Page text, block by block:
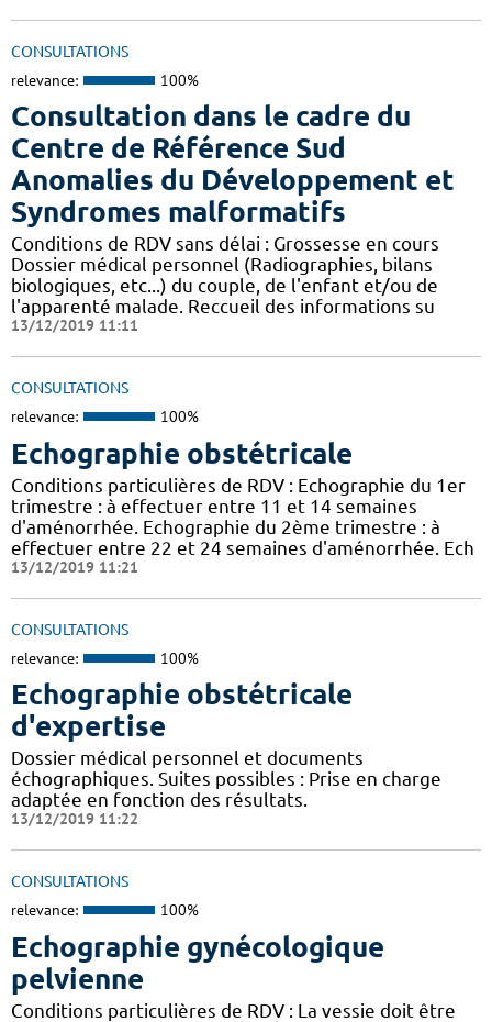
CONSULTATIONS
relevance: 100%
Consultation dans le cadre du
Centre de Référence Sud
Anomalies du Développement et
Syndromes malformatifs
Conditions de RDV sans délai : Grossesse en cours
Dossier médical personnel (Radiographies, bilans
biologiques, etc...) du couple, de l'enfant et/ou de
l'apparenté malade. Reccueil des informations su
13/12/2019 11:11
CONSULTATIONS
relevance: 100%
Echographie obstétricale
Conditions particulières de RDV : Echographie du 1er
trimestre : à effectuer entre 11 et 14 semaines
d'aménorrhée. Echographie du 2ème trimestre : à
effectuer entre 22 et 24 semaines d'aménorrhée. Ech
13/12/2019 11:21
CONSULTATIONS
relevance: 100%
Echographie obstétricale
d'expertise
Dossier médical personnel et documents
échographiques. Suites possibles : Prise en charge
adaptée en fonction des résultats.
13/12/2019 11:22
CONSULTATIONS
relevance: 100%
Echographie gynécologique
pelvienne
Conditions particulières de RDV : La vessie doit être